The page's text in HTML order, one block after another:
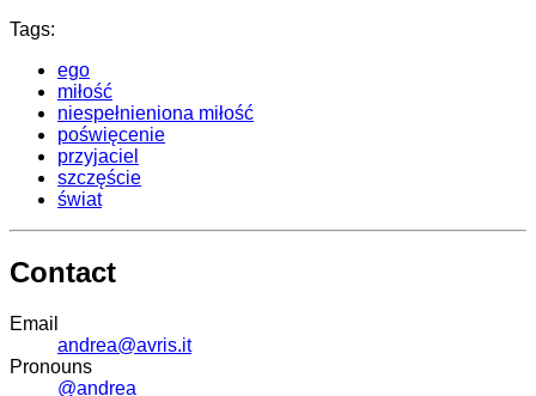
Tags:
ego
miłość
niespełnieniona miłość
poświęcenie
przyjaciel
szczęście
świat
Contact
Email
andrea@avris.it
Pronouns
@andrea